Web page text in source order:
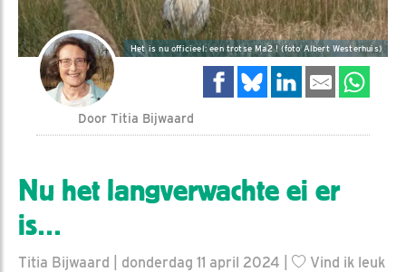
Het is nu officieel: een trotse Ma2 ! (foto Albert Westerhuis)
Door Titia Bijwaard
Nu het langverwachte ei er
is…
Titia Bijwaard | donderdag 11 april 2024 |
Vind ik leuk